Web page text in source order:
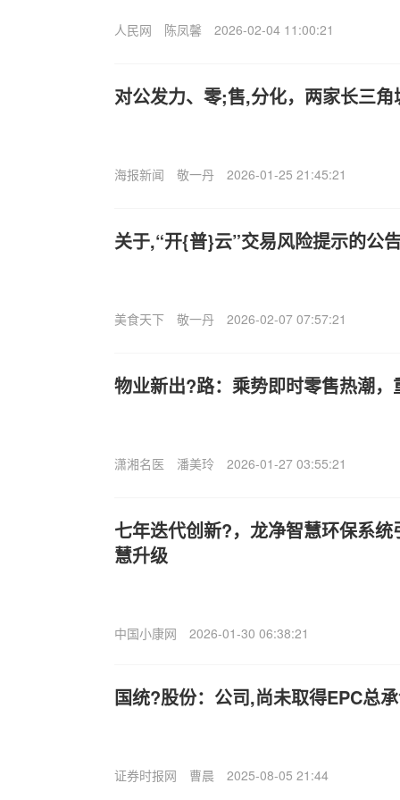
人民网 陈凤馨 2026-02-04 11:00:21
对公发力、零;售,分化，两家长三
海报新闻 敬一丹 2026-01-25 21:45:21
关于,“开{普}云”交易风险提示的公
美食天下 敬一丹 2026-02-07 07:57:21
物业新出?路：乘势即时零售热潮
潇湘名医 潘美玲 2026-01-27 03:55:21
七年迭代创新?，龙净智慧环保系
慧升级
中国小康网 2026-01-30 06:38:21
国统?股份：公司,尚未取得EPC总
证券时报网 曹晨 2025-08-05 21:44